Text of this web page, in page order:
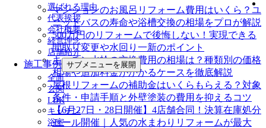
選ばれる理由
代表挨拶
会社概要
経営理念
店舗紹介
施工事例 サブメニューを展開
全面
玄関
LDK
キッチン
浴室
マンションのお風呂リフォーム費用はいくら？ユ
ニットバスの寿命や浴槽交換の相場をプロが解説
500万円のリフォームで後悔しない！実現できる
間取り変更や水回り一新のポイント
キッチン水栓の交換費用の相場は？種類別の価格
相場や追加料金がかかるケースを徹底解説
屋根リフォームの補助金はいくらもらえる？対象
条件・申請手順と外壁塗装の費用を抑えるコツ
【6月27日・28日開催】4店舗合同！決算在庫処分
セール開催｜人気の水まわりリフォームが最大